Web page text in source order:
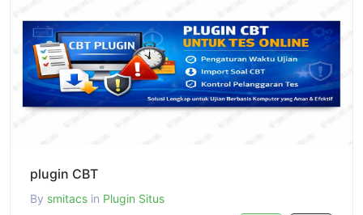
plugin CBT
By smitacs in Plugin Situs